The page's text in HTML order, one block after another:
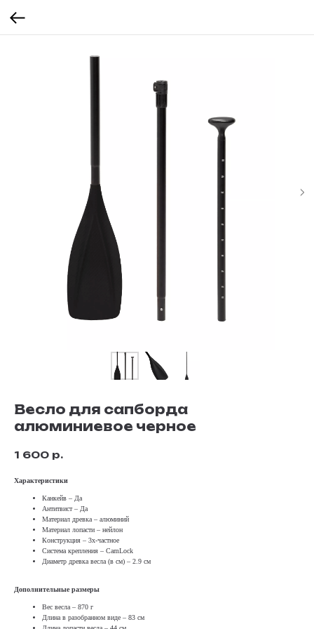
Весло для сапборда
алюминиевое черное
1 600 р.
Характеристики
Канкейв – Да
Антитвист – Да
Материал древка – алюминий
Материал лопасти – нейлон
Конструкция – 3х-частное
Система крепления – CamLock
Диаметр древка весла (в см) – 2.9 см
Дополнительные размеры
Вес весла – 870 г
Длина в разобранном виде – 83 см